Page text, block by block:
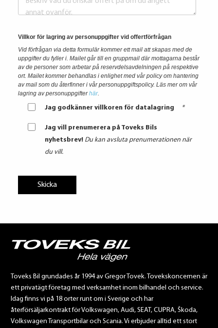
Villkor för lagring av personuppgifter vid offertförfrågan
Vid förfrågan via detta formulär kommer ett mail att skapas med de
uppgifter du fyller i. Mailet går till en gruppmail där mottagarna består
av de personer som arbetar på reservdelsavdelningen på respektive
ort. Mailet kommer behandlas i enlighet med vår policy om hantering
av mail som du återfinner i vår personuppgiftspolicy. Läs mer om vår
lagring av personuppgifterhär.
Jag godkänner villkoren för datalagring *
Jag vill prenumerera på Toveks Bils
nyhetsbrev! Du kan avsluta prenumerationen när
du vill.
Toveks Bil grundades år 1994 av Gregor Tovek. Tovekskoncernen är
ett privatägt företag med verksamhet inom bilhandel och service.
Idag finns vi på 18 orter runt om i Sverige och har
återförsäljarkontrakt för Volkswagen, Audi, SEAT, CUPRA, Škoda,
Volkswagen Transportbilar och Scania. Vi erbjuder alltid ett stort